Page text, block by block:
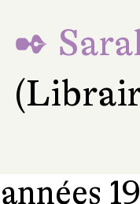
✒